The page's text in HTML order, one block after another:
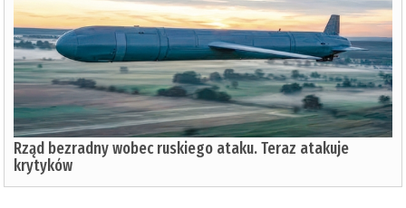
Rząd bezradny wobec ruskiego ataku. Teraz atakuje
krytyków